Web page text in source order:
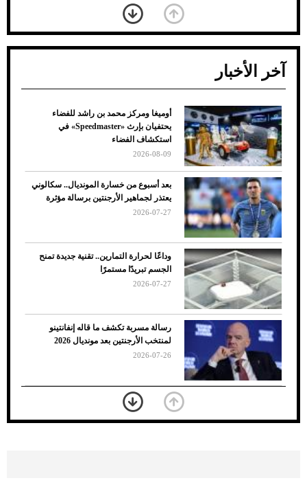
ضعف تبريد مكيف السيارة عند الوقوف.. أشهر
الأسباب والحلول
7 نصائح لاختيار لون البنطلون المناسب للقميص
الأسود
آخر الأخبار
أوميغا ومركز محمد بن راشد للفضاء
يحتفيان بإرث «Speedmaster» في
استكشاف الفضاء
2026-08-09
بعد أسبوع من خسارة المونديال.. سكالوني
يعتذر لجماهير الأرجنتين برسالة مؤثرة
2026-07-27
وداعًا لحرارة التمارين.. تقنية جديدة تمنح
الجسم تبريدًا مستمرًا
2026-07-27
رسالة مسربة تكشف ما قاله إنفانتينو
لمنتخب الأرجنتين بعد مونديال 2026
2026-07-26
«الجوازات» تكشف طريقة استخراج رقم
الحدود للزائر عبر أبشر